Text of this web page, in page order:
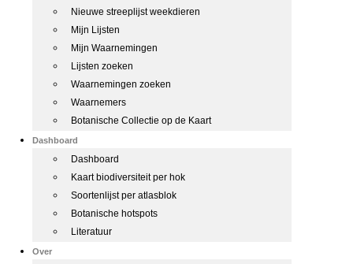
Nieuwe streeplijst weekdieren
Mijn Lijsten
Mijn Waarnemingen
Lijsten zoeken
Waarnemingen zoeken
Waarnemers
Botanische Collectie op de Kaart
Dashboard
Dashboard
Kaart biodiversiteit per hok
Soortenlijst per atlasblok
Botanische hotspots
Literatuur
Over